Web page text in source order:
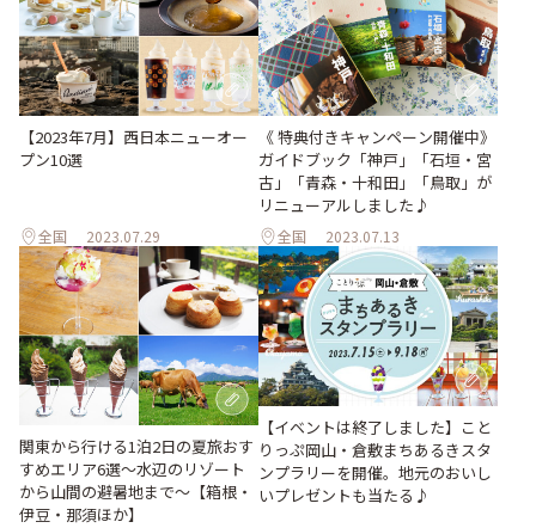
【2023年7月】西日本ニューオー
プン10選
全国 2023.07.29
《 特典付きキャンペーン開催中》
ガイドブック「神戸」「石垣・宮
古」「青森・十和田」「鳥取」が
リニューアルしました♪
全国 2023.07.13
関東から行ける1泊2日の夏旅おす
すめエリア6選～水辺のリゾート
から山間の避暑地まで～【箱根・
伊豆・那須ほか】
【イベントは終了しました】こと
りっぷ岡山・倉敷まちあるきスタ
ンプラリーを開催。地元のおいし
いプレゼントも当たる♪